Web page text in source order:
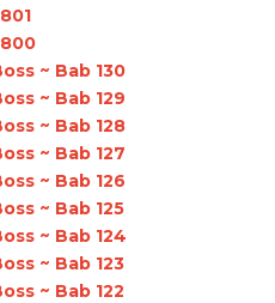
~ Bab 130
~ Bab 129
~ Bab 128
~ Bab 127
~ Bab 126
~ Bab 125
~ Bab 124
~ Bab 123
~ Bab 122